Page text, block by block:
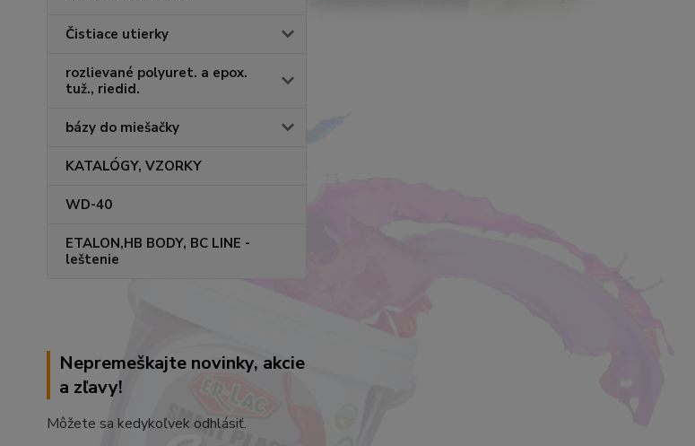
Čistiace utierky
rozlievané polyuret. a epox.
tuž., riedid.
bázy do miešačky
KATALÓGY, VZORKY
WD-40
ETALON,HB BODY, BC LINE -
leštenie
Nepremeškajte novinky, akcie
a zľavy!
Môžete sa kedykoľvek odhlásiť.